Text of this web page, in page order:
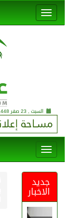
السبت , 23 صفر 1448 هـ ,
جديد
الاخبار